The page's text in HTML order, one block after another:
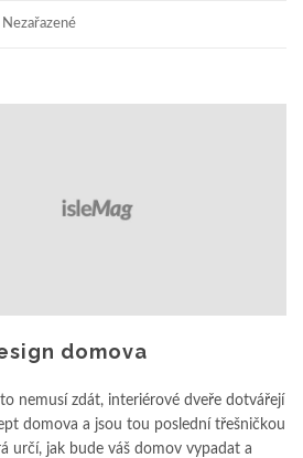
domova
nemusí zdát, interiérové dveře dotvářejí
domova a jsou tou poslední třešničkou
určí, jak bude váš domov vypadat a